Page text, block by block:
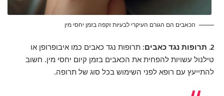
הכאבים הם הגורם העיקרי לבעיות זקפה בזמן יחסי מין
2. תרופות נגד כאבים:
תרופות נגד כאבים כמו איבופרופן או
טילנול עשויות להפחית את הכאבים בזמן קיום יחסי מין. חשוב
להתייעץ עם רופא לפני השימוש בכל סוג של תרופה.